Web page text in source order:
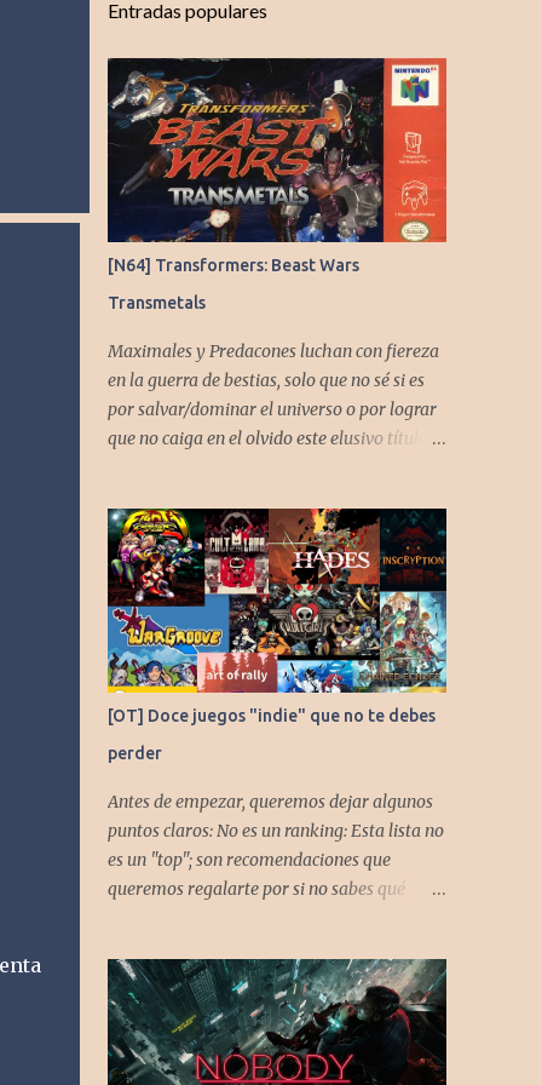
Entradas populares
[N64] Transformers: Beast Wars
Transmetals
Maximales y Predacones luchan con fiereza
en la guerra de bestias, solo que no sé si es
por salvar/dominar el universo o por lograr
que no caiga en el olvido este elusivo título
[OT] Doce juegos "indie" que no te debes
perder
Antes de empezar, queremos dejar algunos
puntos claros: No es un ranking: Esta lista no
es un "top"; son recomendaciones que
queremos regalarte por si no sabes qué
fuertes de cada título, pero todos tienen
profundidad de sobra para explorar.
Variedad de géneros: Hemos evitado repetir
géneros para asegurar que, al menos uno, se